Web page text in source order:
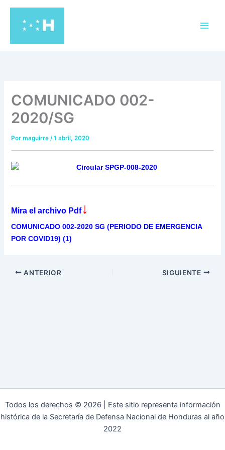
contenido
COMUNICADO 002-
2020/SG
Pormaguirre/1 abril, 2020
Mira el archivo Pdf↓
COMUNICADO 002-2020 SG (PERIODO DE EMERGENCIA
POR COVID19) (1)
ANTERIOR SIGUIENTE
Todos los derechos © 2026 | Este sitio representa información
histórica de la Secretaría de Defensa Nacional de Honduras al año
2022